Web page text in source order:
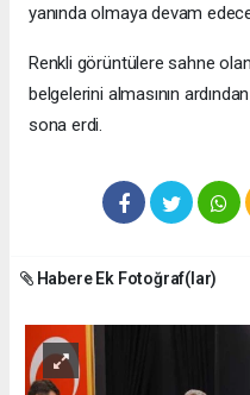
yanında olmaya devam
Renkli görüntülere sahne
belgelerini almasının
sona erdi.
Habere Ek Fotoğraf(lar)